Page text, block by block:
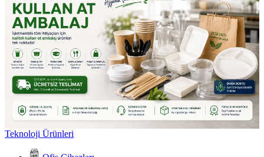
Teknoloji Ürünleri